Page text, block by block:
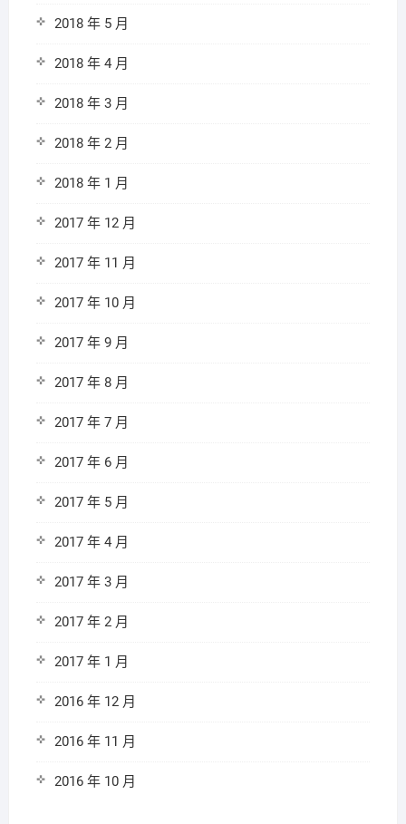
2018 年 5 月
2018 年 4 月
2018 年 3 月
2018 年 2 月
2018 年 1 月
2017 年 12 月
2017 年 11 月
2017 年 10 月
2017 年 9 月
2017 年 8 月
2017 年 7 月
2017 年 6 月
2017 年 5 月
2017 年 4 月
2017 年 3 月
2017 年 2 月
2017 年 1 月
2016 年 12 月
2016 年 11 月
2016 年 10 月